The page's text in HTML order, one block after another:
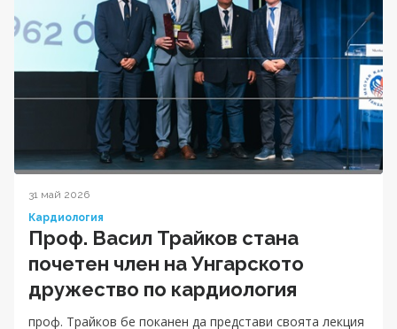
31 май 2026
Кардиология
Проф. Васил Трайков стана
почетен член на Унгарското
дружество по кардиология
проф. Трайков бе поканен да представи своята лекция